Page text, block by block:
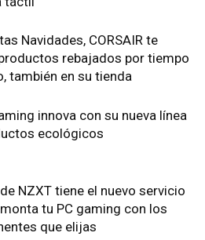
Navidades, CORSAIR te
rebajados por tiempo
también en su tienda
innova con su nueva línea
ecológicos
NZXT tiene el nuevo servicio
tu PC gaming con los
que elijas